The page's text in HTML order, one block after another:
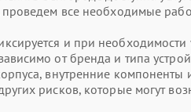
проведем все необходимые
и при необходимости
от бренда и типа
внутренние компоненты
рисков, которые могут